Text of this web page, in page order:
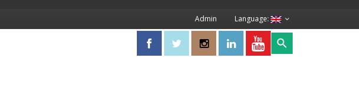
Admin Language:
Search
for:
Search Button